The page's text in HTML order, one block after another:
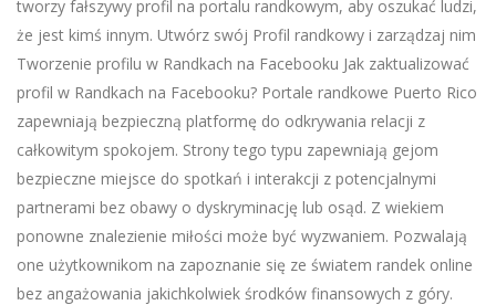
tworzy fałszywy profil na portalu randkowym, aby oszukać ludzi,
że jest kimś innym. Utwórz swój Profil randkowy i zarządzaj nim
Tworzenie profilu w Randkach na Facebooku Jak zaktualizować
profil w Randkach na Facebooku? Portale randkowe Puerto Rico
zapewniają bezpieczną platformę do odkrywania relacji z
całkowitym spokojem. Strony tego typu zapewniają gejom
bezpieczne miejsce do spotkań i interakcji z potencjalnymi
partnerami bez obawy o dyskryminację lub osąd. Z wiekiem
ponowne znalezienie miłości może być wyzwaniem. Pozwalają
one użytkownikom na zapoznanie się ze światem randek online
bez angażowania jakichkolwiek środków finansowych z góry.